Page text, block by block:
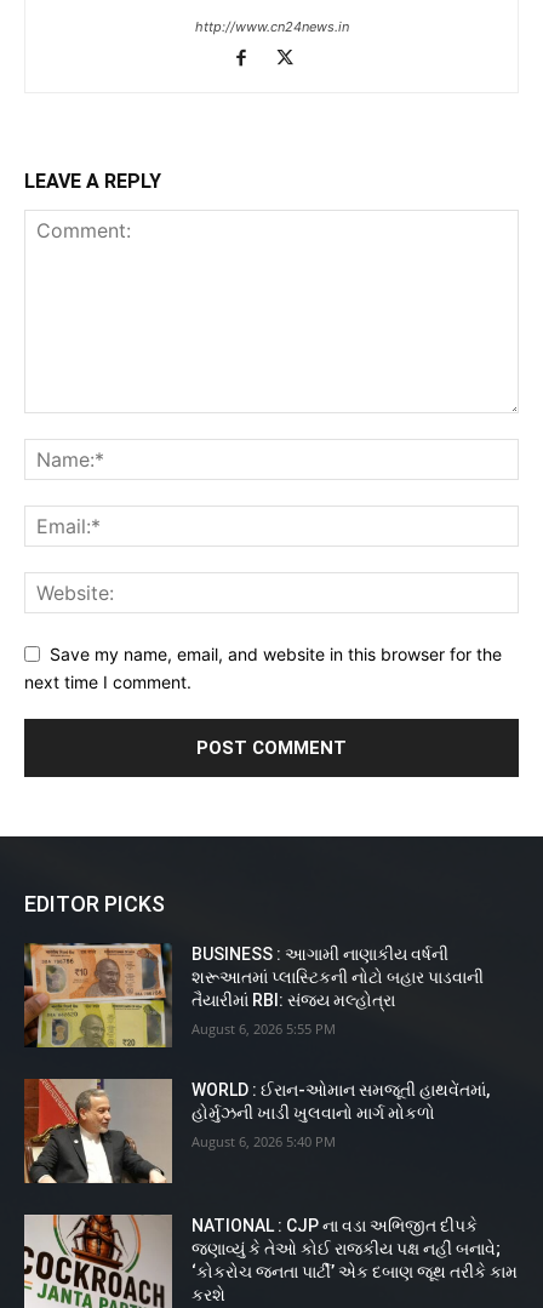
http://www.cn24news.in
LEAVE A REPLY
Save my name, email, and website in this browser for the
next time I comment.
EDITOR PICKS
BUSINESS : આગામી નાણાકીય વર્ષની
શરૂઆતમાં પ્લાસ્ટિકની નોટો બહાર પાડવાની
તૈયારીમાં RBI: સંજય મલ્હોત્રા
August 6, 2026 5:55 PM
WORLD : ઈરાન-ઓમાન સમજૂતી હાથવેંતમાં,
હોર્મુઝની ખાડી ખુલવાનો માર્ગ મોકળો
August 6, 2026 5:40 PM
NATIONAL : CJP ના વડા અભિજીત દીપકે
જણાવ્યું કે તેઓ કોઈ રાજકીય પક્ષ નહીં બનાવે;
‘કોકરોચ જનતા પાર્ટી’ એક દબાણ જૂથ તરીકે કામ
કરશે